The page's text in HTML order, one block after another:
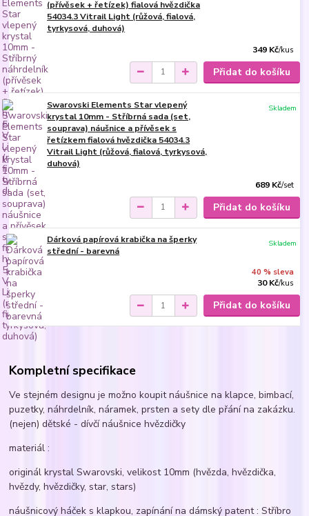
(přívěsek + řetízek) fialová hvězdička
54034.3 Vitrail Light (růžová, fialová,
tyrkysová, duhová)
349 Kč/kus
Přidat do košíku
Swarovski Elements Star vlepený
krystal 10mm - Stříbrná sada (set,
souprava) náušnice a přívěsek s
řetízkem fialová hvězdička 54034.3
Vitrail Light (růžová, fialová, tyrkysová,
duhová)
689 Kč/set
Skladem
Přidat do košíku
Dárková papírová krabička na šperky
střední - barevná
40 % sleva
30 Kč/kus
Skladem
Přidat do košíku
Kompletní specifikace
Ve stejném designu je možno koupit náušnice na klapce, bimbací,
puzetky, náhrdelník, náramek, prsten a sety dle přání na zakázku.
(nejen) dětské - dívčí náušnice hvězdičky
materiál :
originál krystal Swarovski, velikost 10mm (hvězda, hvězdička,
hvězdy, hvězdičky, star, stars)
náušnicový háček s klapkou, zapínání na dámský patent : Stříbro